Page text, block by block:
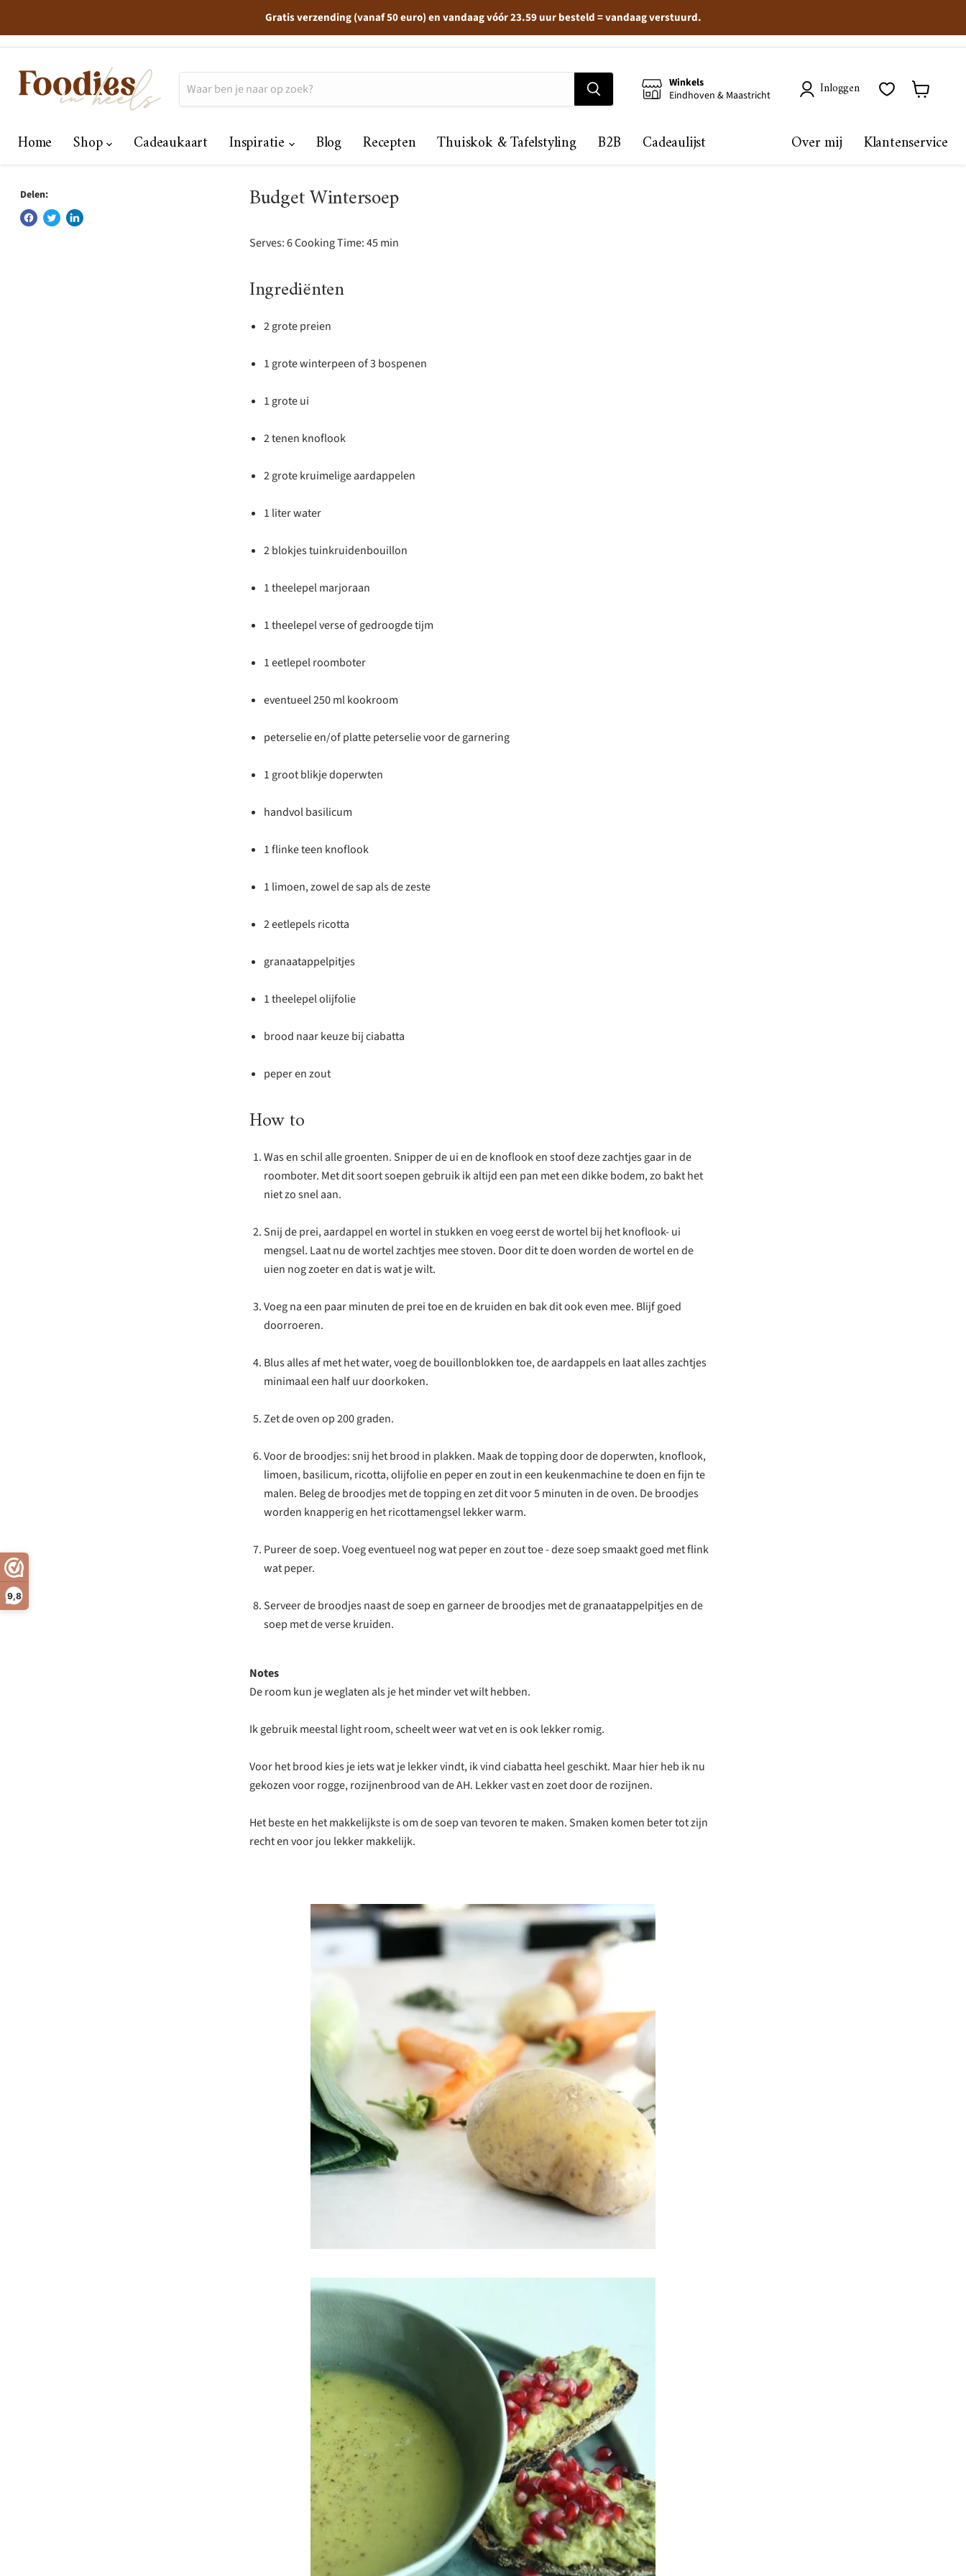
9,8
Gratis verzending (vanaf 50 euro) en vandaag vóór 23.59 uur besteld = vandaag verstuurd.
Winkels
Eindhoven & Maastricht
Inloggen
Home Shop Cadeaukaart Inspiratie Blog Recepten Thuiskok & Tafelstyling B2B Cadeaulijst Over mij Klantenservice
Delen: Budget Wintersoep
Serves: 6 Cooking Time: 45 min
Ingrediënten
2 grote preien
1 grote winterpeen of 3 bospenen
1 grote ui
2 tenen knoflook
2 grote kruimelige aardappelen
1 liter water
2 blokjes tuinkruidenbouillon
1 theelepel marjoraan
1 theelepel verse of gedroogde tijm
1 eetlepel roomboter
eventueel 250 ml kookroom
peterselie en/of platte peterselie voor de garnering
1 groot blikje doperwten
handvol basilicum
1 flinke teen knoflook
1 limoen, zowel de sap als de zeste
2 eetlepels ricotta
granaatappelpitjes
1 theelepel olijfolie
brood naar keuze bij ciabatta
peper en zout
How to
Was en schil alle groenten. Snipper de ui en de knoflook en stoof deze zachtjes gaar in de
roomboter. Met dit soort soepen gebruik ik altijd een pan met een dikke bodem, zo bakt het
niet zo snel aan.
Snij de prei, aardappel en wortel in stukken en voeg eerst de wortel bij het knoflook- ui
mengsel. Laat nu de wortel zachtjes mee stoven. Door dit te doen worden de wortel en de
uien nog zoeter en dat is wat je wilt.
Voeg na een paar minuten de prei toe en de kruiden en bak dit ook even mee. Blijf goed
doorroeren.
Blus alles af met het water, voeg de bouillonblokken toe, de aardappels en laat alles zachtjes
minimaal een half uur doorkoken.
Zet de oven op 200 graden.
Voor de broodjes: snij het brood in plakken. Maak de topping door de doperwten, knoflook,
limoen, basilicum, ricotta, olijfolie en peper en zout in een keukenmachine te doen en fijn te
malen. Beleg de broodjes met de topping en zet dit voor 5 minuten in de oven. De broodjes
worden knapperig en het ricottamengsel lekker warm.
Pureer de soep. Voeg eventueel nog wat peper en zout toe - deze soep smaakt goed met flink
wat peper.
Serveer de broodjes naast de soep en garneer de broodjes met de granaatappelpitjes en de
soep met de verse kruiden.
Notes
De room kun je weglaten als je het minder vet wilt hebben.
Ik gebruik meestal light room, scheelt weer wat vet en is ook lekker romig.
Voor het brood kies je iets wat je lekker vindt, ik vind ciabatta heel geschikt. Maar hier heb ik nu
gekozen voor rogge, rozijnenbrood van de AH. Lekker vast en zoet door de rozijnen.
Het beste en het makkelijkste is om de soep van tevoren te maken. Smaken komen beter tot zijn
recht en voor jou lekker makkelijk.